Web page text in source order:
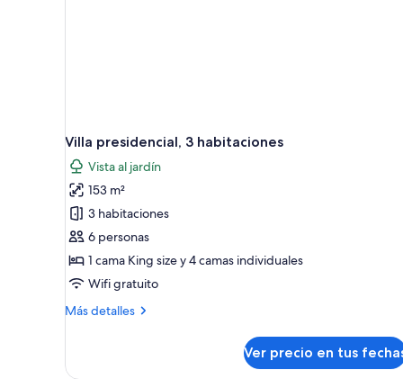
Villa presidencial, 3 habitaciones
Vista al jardín
153 m²
3 habitaciones
6 personas
1 cama King size y 4 camas individuales
Wifi gratuito
Más detalles
Más
presidencial,
Ver precio en tus